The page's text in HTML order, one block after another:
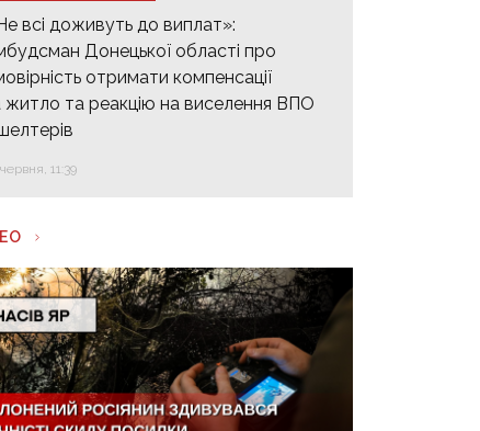
всі доживуть до виплат»:
Донецької області про
отримати компенсації
житло та реакцію на виселення ВПО
11:39